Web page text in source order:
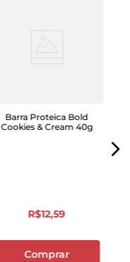
Barra Proteica Bold
Cookies & Cream 40g
R$12,59
Comprar